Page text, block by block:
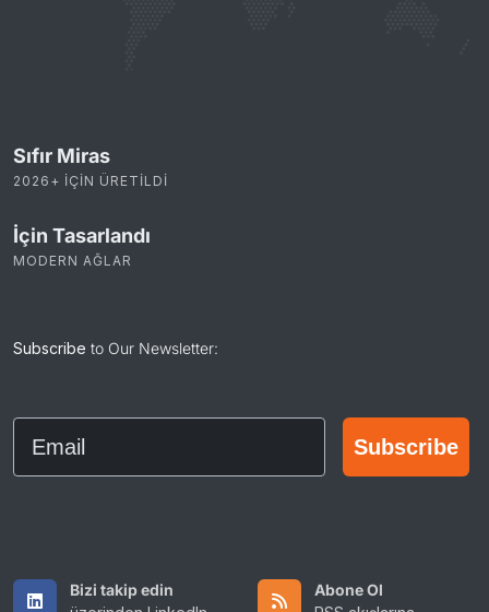
Sıfır Miras
2026+ IÇIN ÜRETILDI
İçin Tasarlandı
MODERN AĞLAR
Subscribe to Our Newsletter:
Email
Subscribe
Bizi takip edin
Abone Ol